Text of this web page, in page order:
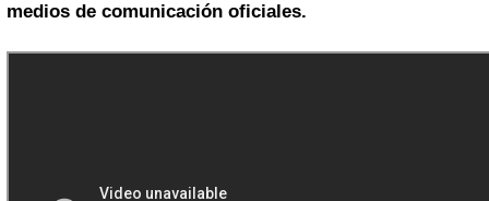
medios de comunicación oficiales.